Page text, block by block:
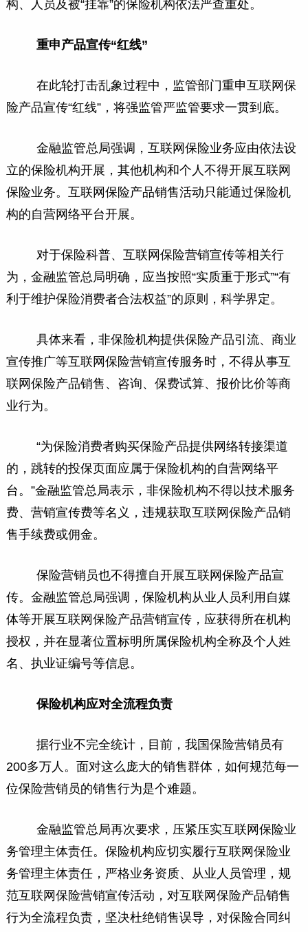
构、人员及被“挂靠”的保险机构依法严查重处。
重申产品宣传“红线”
在此轮打击乱象过程中，监管部门重申互联网保
险产品宣传“红线”，将强监管严监管要求一贯到底。
金融监管总局强调，互联网保险业务应由依法设
立的保险机构开展，其他机构和个人不得开展互联网
保险业务。互联网保险产品销售活动只能通过保险机
构的自营网络平台开展。
对于保险科普、互联网保险营销宣传等相关行
为，金融监管总局明确，应当按照“实质重于形式”“有
利于维护保险消费者合法权益”的原则，科学界定。
具体来看，非保险机构提供保险产品引流、商业
宣传推广等互联网保险营销宣传服务时，不得从事互
联网保险产品销售、咨询、保费试算、报价比价等商
业行为。
“为保险消费者购买保险产品提供网络转接渠道
的，跳转的投保页面应属于保险机构的自营网络平
台。”金融监管总局表示，非保险机构不得以技术服务
费、营销宣传费等名义，违规获取互联网保险产品销
售手续费或佣金。
保险营销员也不得擅自开展互联网保险产品宣
传。金融监管总局强调，保险机构从业人员利用自媒
体等开展互联网保险产品营销宣传，应获得所在机构
授权，并在显著位置标明所属保险机构全称及个人姓
名、执业证编号等信息。
保险机构应对全流程负责
据行业不完全统计，目前，我国保险营销员有
200多万人。面对这么庞大的销售群体，如何规范每一
位保险营销员的销售行为是个难题。
金融监管总局再次要求，压紧压实互联网保险业
务管理主体责任。保险机构应切实履行互联网保险业
务管理主体责任，严格业务资质、从业人员管理，规
范互联网保险营销宣传活动，对互联网保险产品销售
行为全流程负责，坚决杜绝销售误导，对保险合同纠